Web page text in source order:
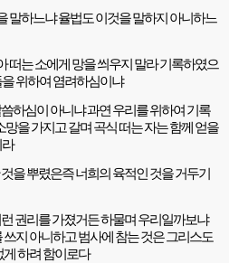
말하느냐 율법도 이것을 말하지 아니하느
떠는 소에게 망을 씌우지 말라 기록하였으
위하여 염려하심이냐
하심이 아니냐 과연 우리를 위하여 기록
망을 가지고 갈며 곡식 떠는 자는 함께 얻을
라
을 뿌렸은즉 너희의 육적인 것을 거두기
권리를 가졌거든 하물며 우리일까보냐
지 아니하고 범사에 참는 것은 그리스도
게 하려 함이로다